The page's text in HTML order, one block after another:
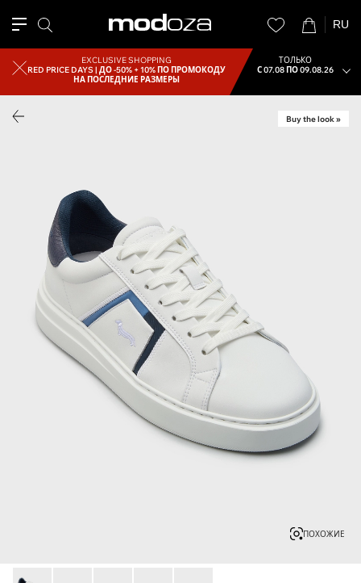
RU
EXCLUSIVE SHOPPING
RED PRICE DAYS |ДО -50% + 10% ПО ПРОМОКОДУ
НА ПОСЛЕДНИЕ РАЗМЕРЫ
ТОЛЬКО
С 07.08 ПО 09.08.26
Buy the look »
ПОХОЖИЕ